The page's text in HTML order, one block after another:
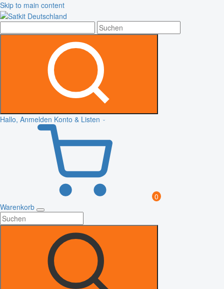
Skip to main content
Hallo, Anmelden Konto & Listen
0
Warenkorb